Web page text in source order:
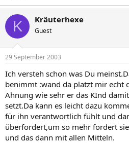
K Kräuterhexe
Guest
29 September 2003
Ich versteh schon was Du
benimmt :wand da platzt mir echt
Ahnung wie sehr er das KInd
setzt.Da kann es leicht dazu
für ihn verantwortlich fühlt und
überfordert,um so mehr fordert
und das dann mit allen Mitteln.